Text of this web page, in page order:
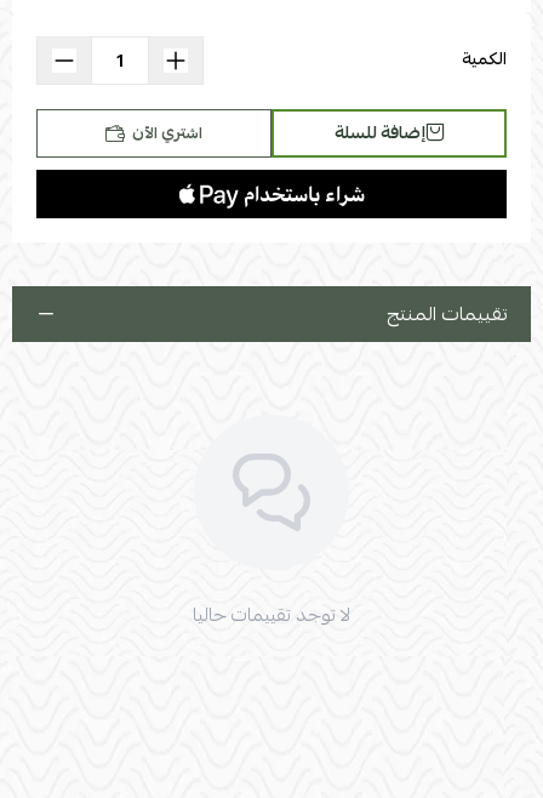
الكمية
إضافة للسلة اشتري الآن
تقييمات المنتج
لا توجد تقييمات حاليا